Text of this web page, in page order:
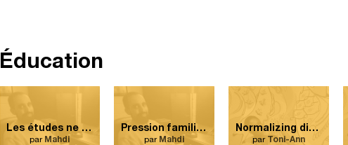
Éducation
Les études ne garantissent pas des emplois, des opportunités et un bon salaire.
par Mahdi
Pression familiale: d’où je viens, la réussite est associée en grande majorité aux études.
par Mahdi
Normalizing discussions.
par Toni-Ann